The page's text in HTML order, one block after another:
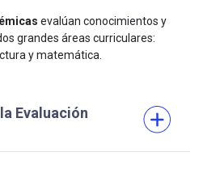
evalúan conocimientos y
grandes áreas curriculares:
y matemática.
Evaluación